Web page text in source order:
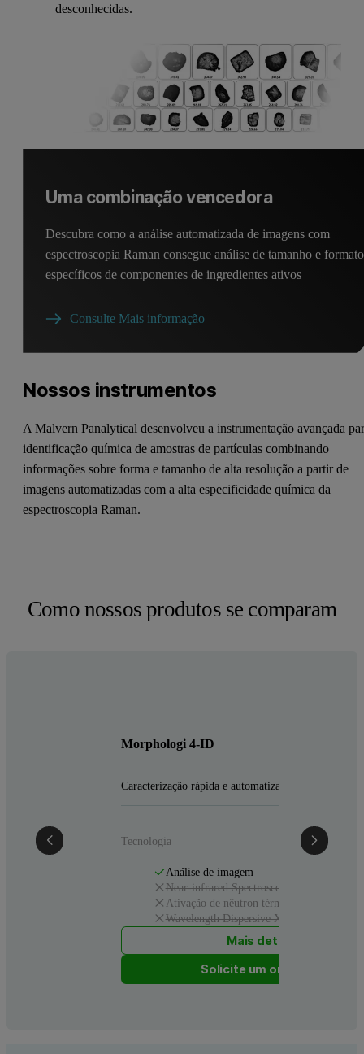
desconhecidas.
Uma combinação vencedora
Descubra como a análise automatizada de imagens com
espectroscopia Raman consegue análise de tamanho e formato
específicos de componentes de ingredientes ativos
Consulte Mais informação
Nossos instrumentos
A Malvern Panalytical desenvolveu a instrumentação avançada
identificação química de amostras de partículas combinando
informações sobre forma e tamanho de alta resolução a partir de
imagens automatizadas com a alta especificidade química da
espectroscopia Raman.
Como nossos produtos se comparam
Morphologi 4-ID
Caracterização rápida e automatizada de partículas
Tecnologia
Análise de imagem
Near-infrared Spectroscopy (NIR)
Ativação de nêutron térmica rápida pulsada
Wavelength Dispersive X-ray
Mais detalhes
Solicite um orçamento